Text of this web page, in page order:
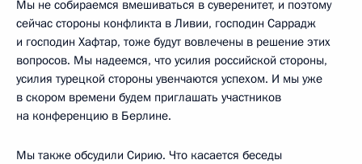
Мы не собираемся вмешиваться в суверенитет, и поэтому
сейчас стороны конфликта в Ливии, господин Саррадж
и господин Хафтар, тоже будут вовлечены в решение этих
вопросов. Мы надеемся, что усилия российской стороны,
усилия турецкой стороны увенчаются успехом. И мы уже
в скором времени будем приглашать участников
на конференцию в Берлине.
Мы также обсудили Сирию. Что касается беседы